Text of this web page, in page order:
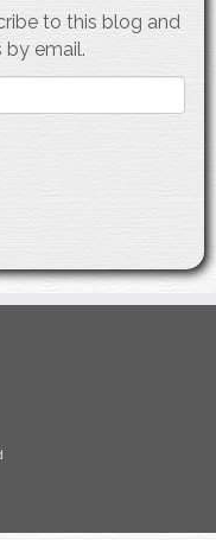
to this blog and
email.